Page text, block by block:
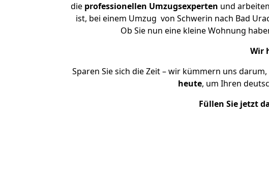
die professionellen Umzugsexperten und
ist, bei einem Umzug von Schwerin nach Bad
Ob Sie nun eine kleine Wohnung
Wir
Sparen Sie sich die Zeit – wir kümmern uns
heute, um Ihren
Füllen Sie jetzt